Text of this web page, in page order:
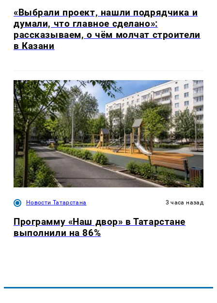
«Выбрали проект, нашли подрядчика и
думали, что главное сделано»:
рассказываем, о чём молчат строители
в Казани
Новости Татарстана 3 часа назад
Программу «Наш двор» в Татарстане
выполнили на 86%